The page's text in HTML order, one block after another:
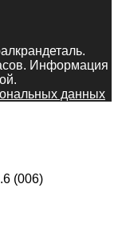
Информация
данных
(006)